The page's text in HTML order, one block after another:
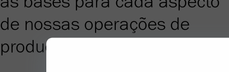
de nossas operações de
produção.